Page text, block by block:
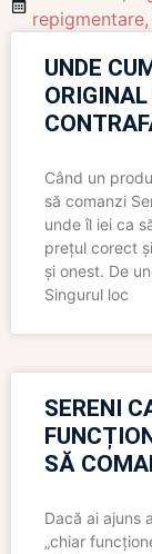
repigmentare,
UNDE
Când un
să comanzi
unde îl iei ca
prețul corect
și onest. De
Singurul loc
SERENI
SĂ
Dacă ai ajuns
„chiar